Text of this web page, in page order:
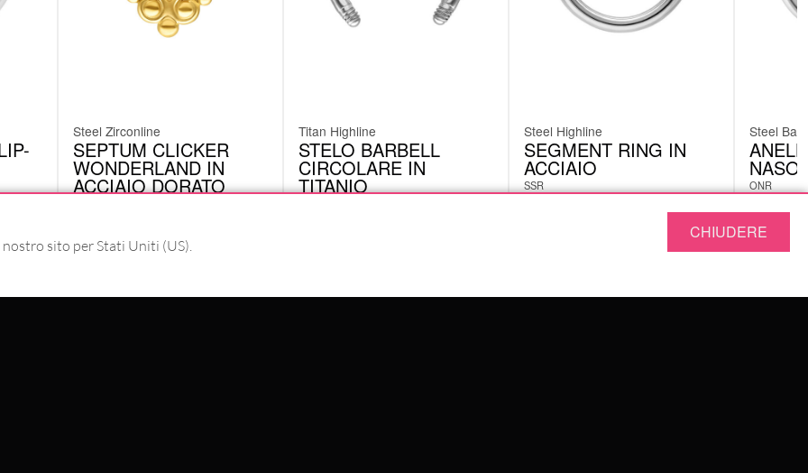
Steel Zirconline
SEPTUM CLICKER
WONDERLAND IN
ACCIAIO DORATO
In origine:9.23€ -25%
IVA inclusa
Titan Highline
STELO BARBELL
CIRCOLARE IN
TITANIO
Steel Highline
SEGMENT RING IN
ACCIAIO
SSR
Steel
NASO
ONR
4.19
sito per Stati Uniti (US).
CHIUDERE